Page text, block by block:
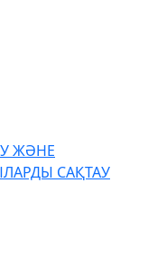
ЖӘНЕ
САҚТАУ